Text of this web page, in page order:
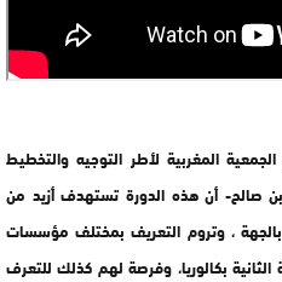
المغربية لأطر التوجيه والتخطيط
بن صالح- أن هذه الدورة تستهدف أزيد من
بالجهة ، وتروم التعريف بمختلف مؤسسات
الثانية بكالوريا، وفرصة لهم كذلك للتعرف